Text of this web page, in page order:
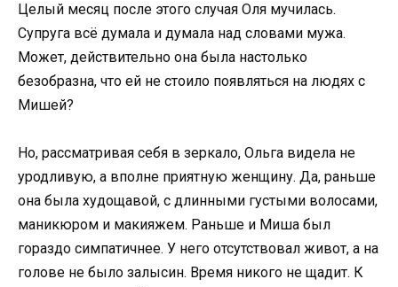
Целый месяц после этого случая Оля мучилась.
Супруга всё думала и думала над словами мужа.
Может, действительно она была настолько
безобразна, что ей не стоило появляться на людях с
Мишей?
Но, рассматривая себя в зеркало, Ольга видела не
уродливую, а вполне приятную женщину. Да, раньше
она была худощавой, с длинными густыми волосами,
маникюром и макияжем. Раньше и Миша был
гораздо симпатичнее. У него отсутствовал живот, а на
голове не было залысин. Время никого не щадит. К